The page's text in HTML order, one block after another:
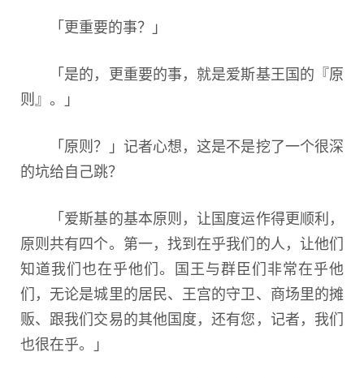
「更重要的事？」
「是的，更重要的事，就是爱斯基王国的『原
则』。」
「原则？」记者心想，这是不是挖了一个很深
的坑给自己跳？
「爱斯基的基本原则，让国度运作得更顺利，
原则共有四个。第一，找到在乎我们的人，让他们
知道我们也在乎他们。国王与群臣们非常在乎他
们，无论是城里的居民、王宫的守卫、商场里的摊
贩、跟我们交易的其他国度，还有您，记者，我们
也很在乎。」